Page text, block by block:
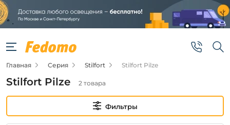
Фильтры
Цена
от
Главная Серия Stilfort Stilfort Pilze
Stilfort Pilze 2 товара
Фильтры